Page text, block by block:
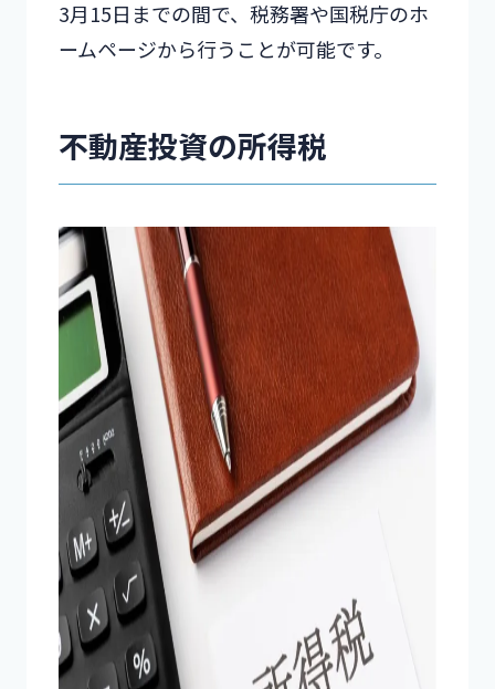
3月15日までの間で、税務署や国税庁のホ
ームページから行うことが可能です。
不動産投資の所得税